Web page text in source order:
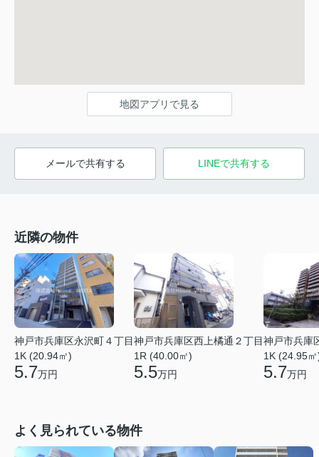
地図アプリで見る
メールで共有する LINEで共有する
近隣の物件
神戸市兵庫区永沢町４丁目
1K (20.94㎡)
5.7万円
神戸市兵庫区西上橘通２丁目
1R (40.00㎡)
5.5万円
神戸市兵庫
1K (24.95
5.7万円
よく見られている物件